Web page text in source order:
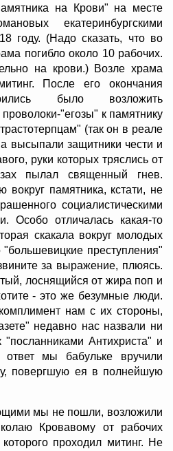
на Крови" на месте
екатеринбургскими
году. (Надо сказать, что во
погибло около 10 рабочих.
на крови.) Возле храма
После его окончания
было возложить
"егозы" к памятнику
(так он в реале
высыпали защитники чести и
руки которых тряслись от
пылал священный гнев.
памятника, кстати, не
социалистическими
Особо отличалась какая-то
скакала вокруг молодых
преступления"
за выражение, плюясь.
лоснящийся от жира поп и
- это же безумные люди.
нам с их стороны,
недавно нас назвали ни
Антихриста" и
мы бабульке вручили
повергшую ея в полнейшую
мы не пошли, возложили
Кровавому от рабочих
которого проходил митинг. Не